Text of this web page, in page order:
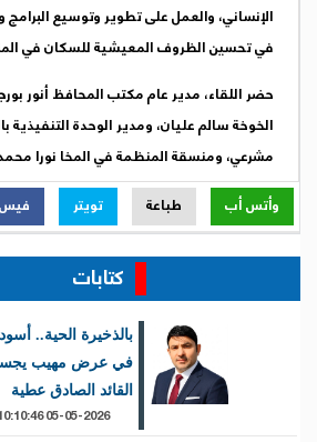
الإنساني، والعمل على تطوير وتوسيع
في تحسين الظروف المعيشية للسكان في
حضر اللقاء، مدير عام مكتب المحافظ أنور
الخوخة سالم عليان، ومدير الوحدة التنفيذية
مشرعي، ومنسقة المنظمة في المخا نورا
وأتس أب
طباعة تويتر
كتابات
بالذخيرة الحية..
في عرض مهيب يجسد
القائد الصادق عطية
05-05-2026 10:10:46